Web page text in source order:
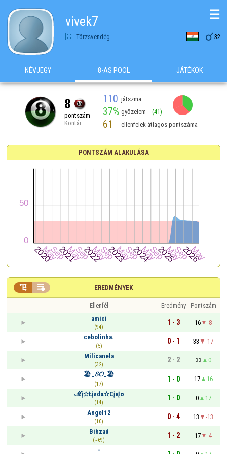
vivek7
Törzsvendég 32
☰
NÉVJEGY 8-AS POOL JÁTÉKOK
8
pontszám
Kontár
110 játszma
37% győzelem (41)
61 ellenfelek átlagos pontszáma
PONTSZÁM ALAKULÁSA
EREDMÉNYEK
 
Ellenfél Eredmény Pontszám
amici
(94)
1 - 3 16
-8
cebolinha.
(5)
0 - 1 33
-17
Milicanela
(32)
2 - 2 33
0
🏖️_𝓢𝓞_🏖️
(17)
1 - 0 17
16
ℳį✫Łįиdα✫CįεĮσ
(14)
1 - 0 0
17
Angel12
(10)
0 - 4 13
-13
Bihzad
(~69)
1 - 2 17
-4
-